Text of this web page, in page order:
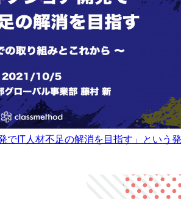
でIT人材不足の解消を目指す」という